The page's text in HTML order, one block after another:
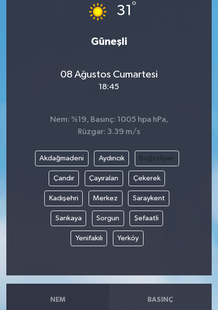
31 °
Güneşli
08 Ağustos Cumartesi
18:45
Nem: %19, Basınç: 1005 hpa hPa,
Rüzgar: 3.39 m/s
Akdağmadeni Aydıncık Boğazlıyan
Çandır Çayıralan Çekerek
Kadışehri Merkez Saraykent
Sarıkaya Sorgun Şefaatli
Yenifakılı Yerköy
NEM BASINÇ